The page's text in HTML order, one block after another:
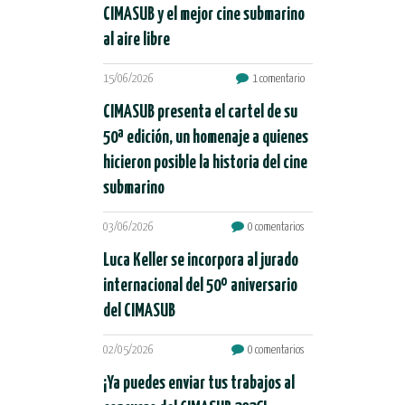
CIMASUB y el mejor cine submarino
al aire libre
15/06/2026 1 comentario
CIMASUB presenta el cartel de su
50ª edición, un homenaje a quienes
hicieron posible la historia del cine
submarino
03/06/2026 0 comentarios
Luca Keller se incorpora al jurado
internacional del 50º aniversario
del CIMASUB
02/05/2026 0 comentarios
¡Ya puedes enviar tus trabajos al